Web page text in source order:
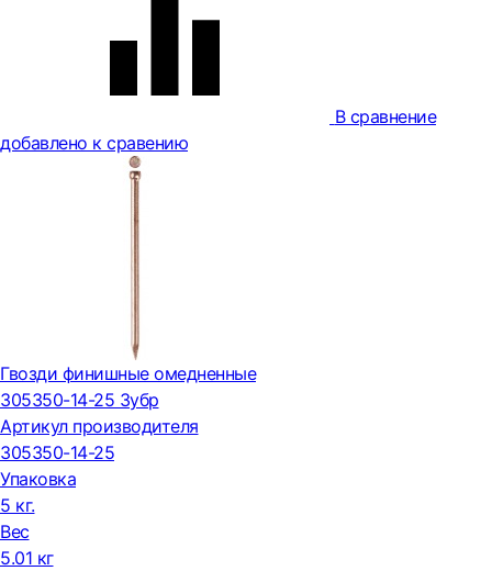
В сравнение
добавлено к сравению
Гвозди финишные омедненные
305350-14-25 Зубр
Артикул производителя
305350-14-25
Упаковка
5 кг.
Вес
5.01 кг